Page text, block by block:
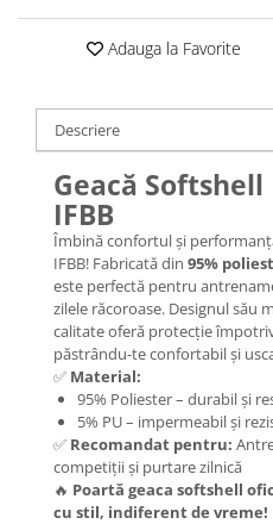
Adauga la Favorite
Descriere
Geacă
IFBB
Îmbină confortul și
IFBB! Fabricată din 95%
este perfectă pentru
zilele răcoroase. Designul său
calitate oferă protecție
păstrându-te confortabil și
✅ Material:
95% Poliester – durabil și
5% PU – impermeabil și
✅ Recomandat pentru:
competiții și purtare zilnică
🔥 Poartă geaca softshell
cu stil, indiferent de vreme!